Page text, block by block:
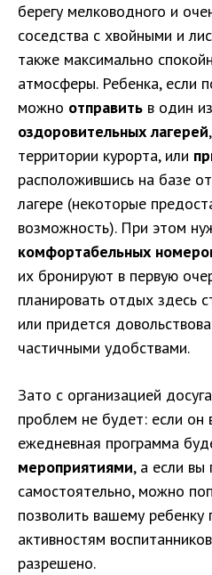
берегу мелководного и
соседства с хвойными и
также максимально
атмосферы. Ребенка, если
можно отправить в один из
оздоровительных лагерей
территории курорта, или
расположившись на базе
лагере (некоторые
возможность). При этом
комфортабельных
их бронируют в первую
планировать отдых здесь
или придется
частичными удобствами.
Зато с организацией
проблем не будет: если он
ежедневная программа
мероприятиями, а если вы
самостоятельно, можно
позволить вашему ребенку
активностям
разрешено.